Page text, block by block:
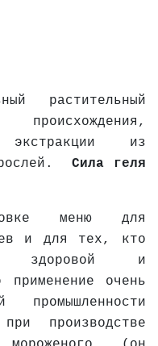
растительный
экстракции из
Сила геля
меню для
и для тех, кто
здоровой и
применение очень
промышленности
производстве